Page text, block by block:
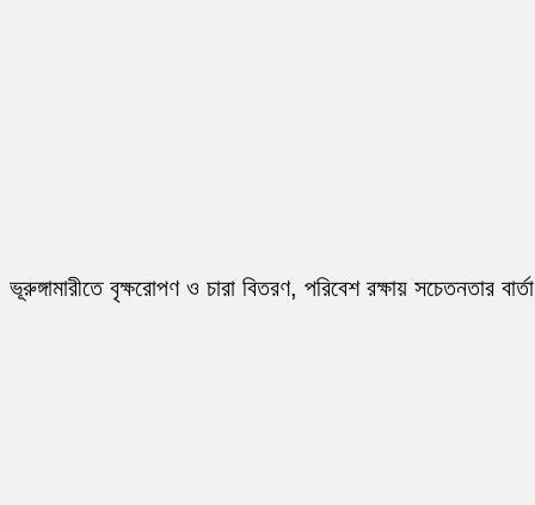
ভূরুঙ্গামারীতে বৃক্ষরোপণ ও চারা বিতরণ, পরিবেশ রক্ষায় সচেতনতার বার্তা